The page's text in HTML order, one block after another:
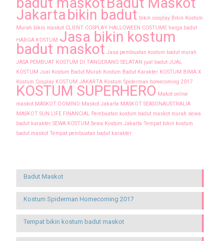
Jakarta bikin badut bikin cosplay Bikin Kostum
Murah bikin maskot CLIENT COSPLAY HALLOWEEN COSTUME harga badut
HARGA KOSTUM Jasa bikin kostum
badut maskot Jasa pembuatan kostum badut murah
JASA PEMBUAT KOSTUM DI TANGERANG SELATAN jual badut JUAL
KOSTUM Jual Kostum Badut Murah Kostum Badut Karakter KOSTUM BIMA X
Kostum Cosplay KOSTUM JAKARTA Kostum Spiderman homecoming 2017
KOSTUM SUPERHERO Makot online
maskot MASKOT DOMINO Maskot Jakarta MASKOT SEASONAUSTRALIA
MASKOT SUN LIFE FINANCIAL Pembuatan kostum badut maskot murah sewa
badut karakter SEWA KOSTUM Sewa Kostum Jakarta Tempat bikin kostum
badut maskot Tempat pembuatan badut karakter
Badut Maskot
Kostum Spiderman Homecoming 2017
Tempat bikin kostum badut maskot